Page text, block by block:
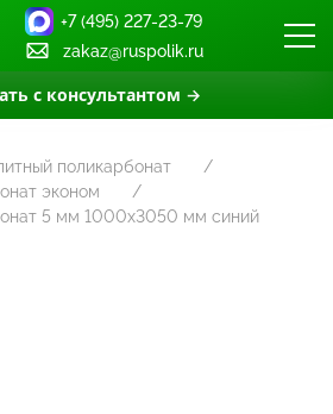
с консультантом →
+7 (495) 227-23-79
zakaz@ruspolik.ru
поликарбонат
эконом
5 мм 1000х3050 мм синий